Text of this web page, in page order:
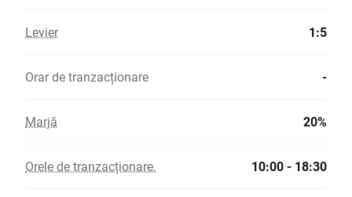
Levier 1:5
Orar de tranzacționare -
Marjă 20%
Orele de tranzacționare. 10:00 - 18:30